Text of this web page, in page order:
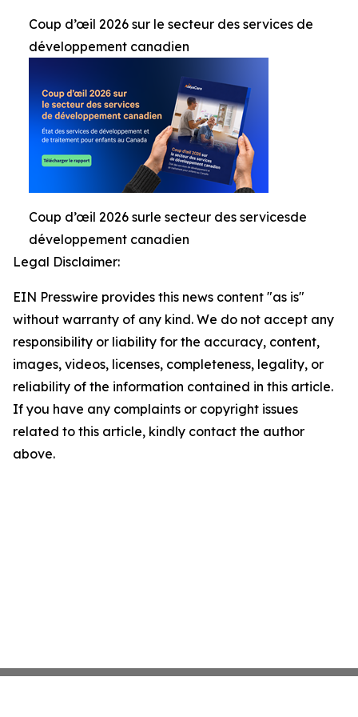
Coup d’œil 2026 sur le secteur des services de
développement canadien
Coup d’œil 2026 surle secteur des servicesde
développement canadien
Legal Disclaimer:
EIN Presswire provides this news content "as is"
without warranty of any kind. We do not accept any
responsibility or liability for the accuracy, content,
images, videos, licenses, completeness, legality, or
reliability of the information contained in this article.
If you have any complaints or copyright issues
related to this article, kindly contact the author
above.